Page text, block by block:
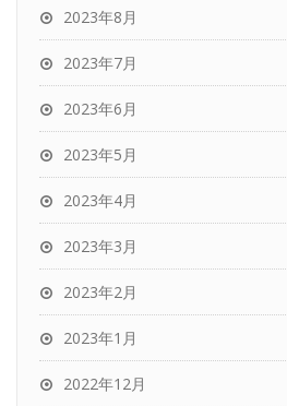
2023年8月
2023年7月
2023年6月
2023年5月
2023年4月
2023年3月
2023年2月
2023年1月
2022年12月